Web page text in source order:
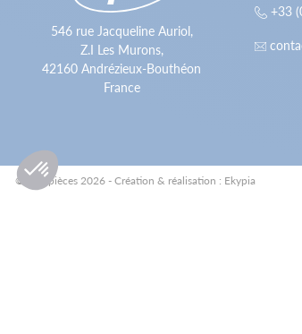
546 rue Jacqueline Auriol,
Z.I Les Murons,
42160 Andrézieux-Bouthéon
France
+33
© Sodipièces 2026 - Création & réalisation : Ekypia